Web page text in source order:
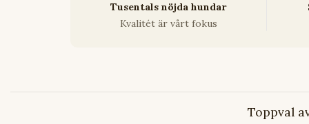
Tusentals nöjda hundar
Kvalitét är vårt fokus
Toppval